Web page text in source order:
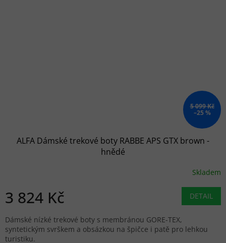
5 099 Kč
–25 %
ALFA Dámské trekové boty RABBE APS GTX brown -
hnědé
Skladem
3 824 Kč DETAIL
Dámské nízké trekové boty s membránou GORE-TEX,
syntetickým svrškem a obsázkou na špičce i patě pro lehkou
turistiku.